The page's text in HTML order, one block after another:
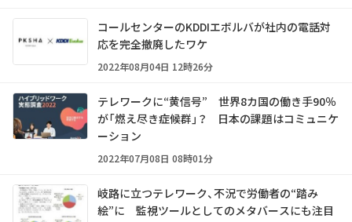
コールセンターのKDDIエボルバが社内の電話対
応を完全撤廃したワケ
2022年08月04日 12時26分
テレワークに“黄信号” 世界8カ国の働き手90％
が「燃え尽き症候群」？ 日本の課題はコミュニケ
ーション
2022年07月08日 08時01分
岐路に立つテレワーク、不況で労働者の“踏み
絵”に 監視ツールとしてのメタバースにも注目